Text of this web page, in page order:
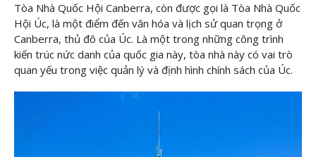
Tòa Nhà Quốc Hội Canberra, còn được gọi là Tòa Nhà Quốc
Hội Úc, là một điểm đến văn hóa và lịch sử quan trọng ở
Canberra, thủ đô của Úc. Là một trong những công trình
kiến trúc nức danh của quốc gia này, tòa nhà này có vai trò
quan yếu trong việc quản lý và định hình chính sách của Úc.